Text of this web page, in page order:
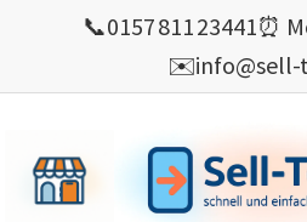
📞0157 811 23441⏰
✉️
springen
springen